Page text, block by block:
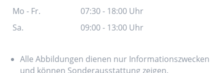
Mo - Fr.
07:30 - 18:00 Uhr
Sa.
09:00 - 13:00 Uhr
Alle Abbildungen dienen nur Informationszwecken
und können Sonderausstattung zeigen.